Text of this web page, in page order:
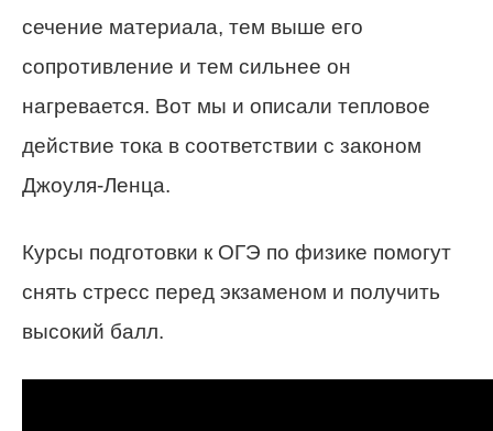
сечение материала, тем выше его
сопротивление и тем сильнее он
нагревается. Вот мы и описали тепловое
действие тока в соответствии с законом
Джоуля-Ленца.
Курсы подготовки к ОГЭ по физике помогут
снять стресс перед экзаменом и получить
высокий балл.